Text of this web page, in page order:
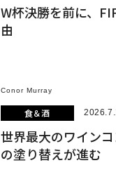
W杯決勝を前に、
由
Conor Murray
食＆酒
世界最大のワイン
の塗り替えが進む